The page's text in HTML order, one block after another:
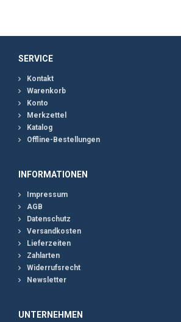
SERVICE
Kontakt
Warenkorb
Konto
Merkzettel
Katalog
Offline-Bestellungen
INFORMATIONEN
Impressum
AGB
Datenschutz
Versandkosten
Lieferzeiten
Zahlarten
Widerrufsrecht
Newsletter
UNTERNEHMEN